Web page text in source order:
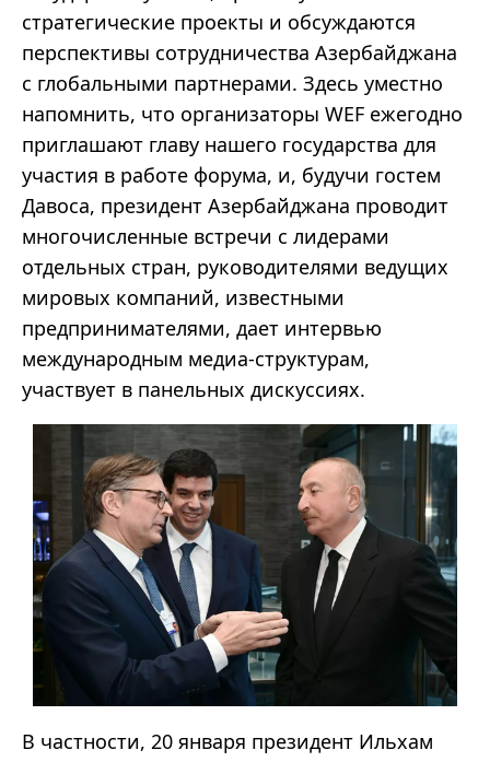
стратегические проекты и обсуждаются
перспективы сотрудничества Азербайджана
с глобальными партнерами. Здесь уместно
напомнить, что организаторы WEF ежегодно
приглашают главу нашего государства для
участия в работе форума, и, будучи гостем
Давоса, президент Азербайджана проводит
многочисленные встречи с лидерами
отдельных стран, руководителями ведущих
мировых компаний, известными
предпринимателями, дает интервью
международным медиа-структурам,
участвует в панельных дискуссиях.
В частности, 20 января президент Ильхам